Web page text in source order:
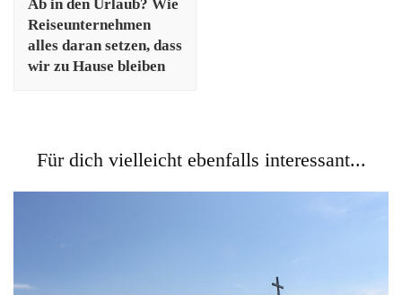
Ab in den Urlaub? Wie
Reiseunternehmen
alles daran setzen, dass
wir zu Hause bleiben
Für dich vielleicht ebenfalls interessant...